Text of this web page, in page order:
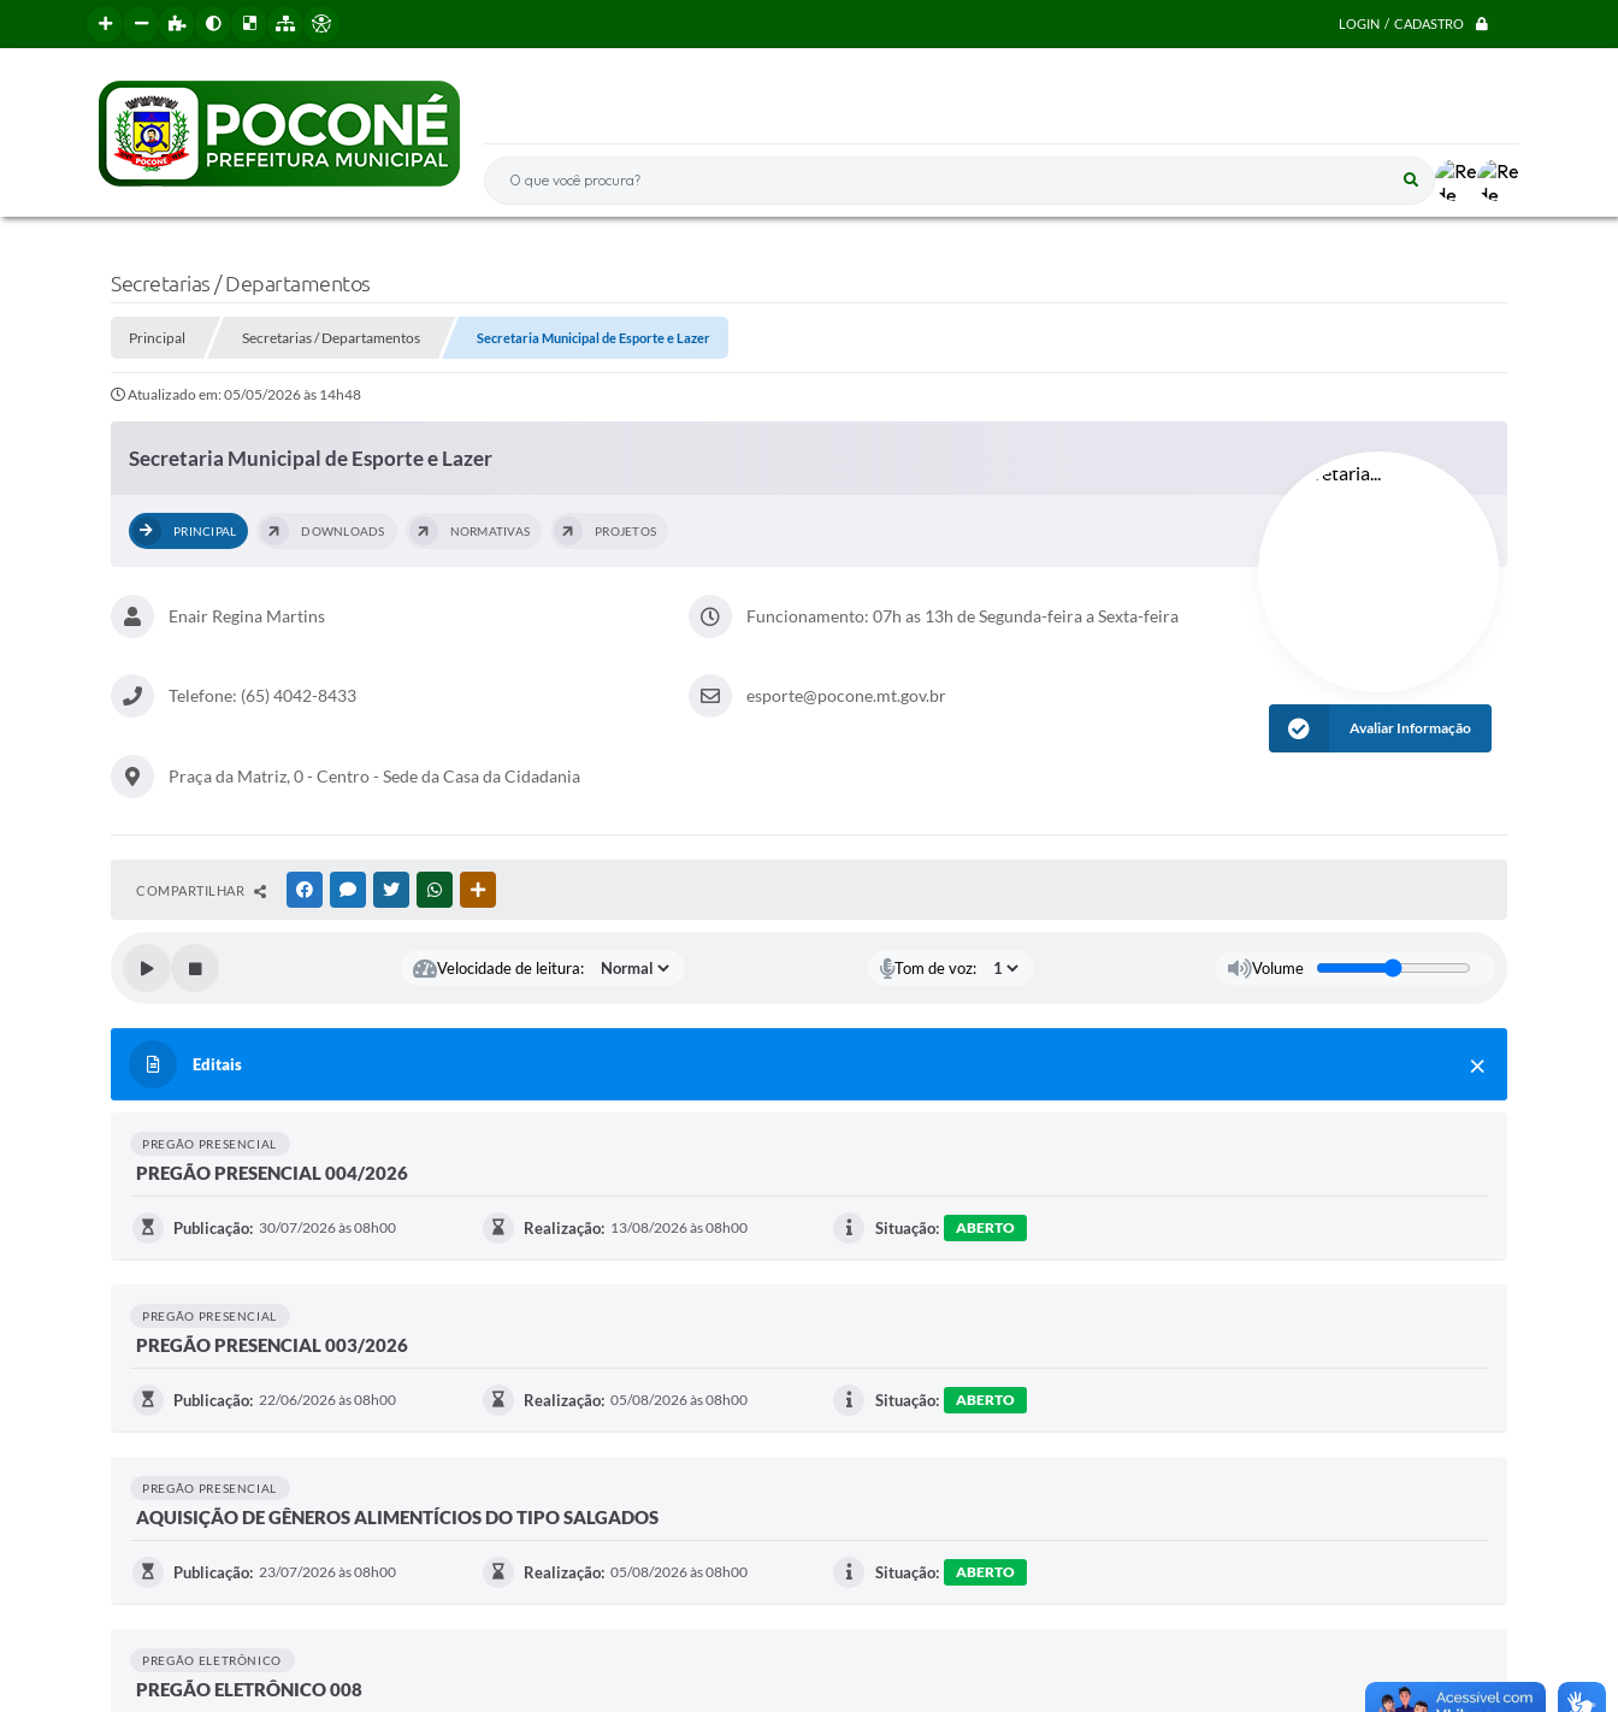
LOGIN / CADASTRO
O que você procura?
Secretarias / Departamentos
Principal Secretarias / Departamentos Secretaria Municipal de Esporte e Lazer
Atualizado em: 05/05/2026 às 14h48
Secretaria Municipal de Esporte e Lazer
PRINCIPAL DOWNLOADS NORMATIVAS PROJETOS
Enair Regina Martins Funcionamento: 07h as 13h de Segunda-feira a Sexta-feira
Telefone: (65) 4042-8433 esporte@pocone.mt.gov.br
Praça da Matriz, 0 - Centro - Sede da Casa da Cidadania
Avaliar Informação
COMPARTILHAR FACEBOOKMESSENGER
TWITTERWHATSAPP
Velocidade de leitura: Tom de voz: Volume
Editais
PREGÃO PRESENCIAL
PREGÃO PRESENCIAL 004/2026
Publicação: 30/07/2026 às 08h00 Realização: 13/08/2026 às 08h00 Situação: ABERTO
PREGÃO PRESENCIAL
PREGÃO PRESENCIAL 003/2026
Publicação: 22/06/2026 às 08h00 Realização: 05/08/2026 às 08h00 Situação: ABERTO
PREGÃO PRESENCIAL
AQUISIÇÃO DE GÊNEROS ALIMENTÍCIOS DO TIPO SALGADOS
Publicação: 23/07/2026 às 08h00 Realização: 05/08/2026 às 08h00 Situação: ABERTO
PREGÃO ELETRÔNICO
PREGÃO ELETRÔNICO 008